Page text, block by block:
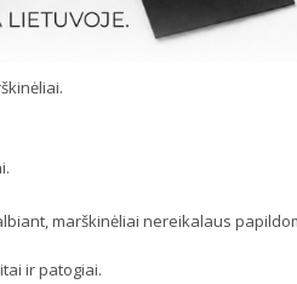
marškinėliai nereikalaus
ir patogiai.